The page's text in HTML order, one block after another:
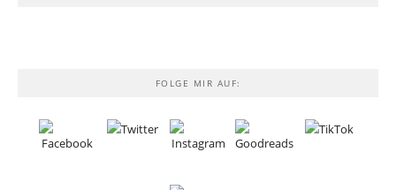
FOLGE MIR AUF: